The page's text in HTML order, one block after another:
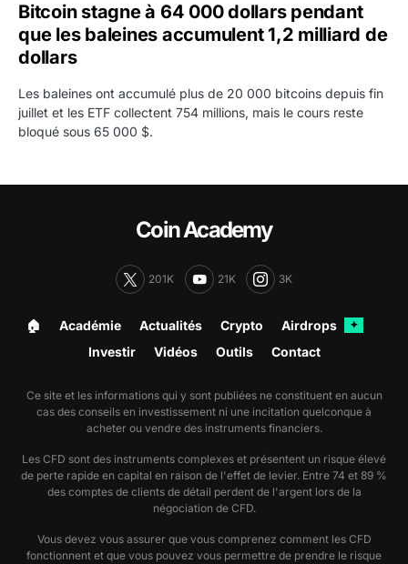
Bitcoin stagne à 64 000 dollars pendant
que les baleines accumulent 1,2 milliard de
dollars
Les baleines ont accumulé plus de 20 000 bitcoins depuis fin
juillet et les ETF collectent 754 millions, mais le cours reste
bloqué sous 65 000 $.
Coin Academy
201K 21K 3K
🏠︎ Académie Actualités Crypto Airdrops ✦
Investir Vidéos Outils Contact
Ce site et les informations qui y sont publiées ne constituent en aucun
cas des conseils en investissement ni une incitation quelconque à
acheter ou vendre des instruments financiers.
Les CFD sont des instruments complexes et présentent un risque élevé
de perte rapide en capital en raison de l'effet de levier. Entre 74 et 89 %
des comptes de clients de détail perdent de l'argent lors de la
négociation de CFD.
Vous devez vous assurer que vous comprenez comment les CFD
fonctionnent et que vous pouvez vous permettre de prendre le risque